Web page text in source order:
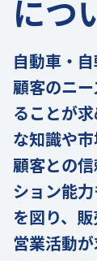
につ
自動車・
顧客のニ
ることが
な知識や
顧客との
ション能
を図り、
営業活動が